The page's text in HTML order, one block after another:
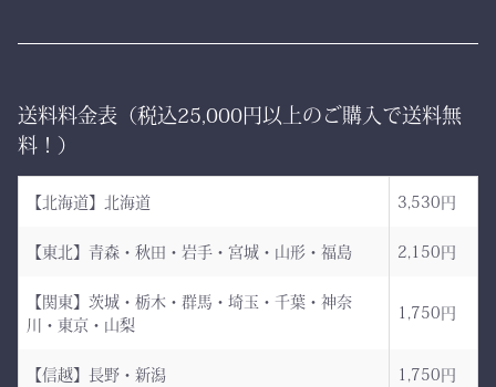
日本が世界に誇る本物の
袴、その風合いをぜひご体
感ください。
統の一着 ― 武州金橋
8800 木綿袴 ―
「見た目だけ」では終わら
ます。
ただ運ぶための袋ではあり
これは、
とうための竹刀袋。
送料料金表（税込25,000円以上のご購入で送料無
料！）
【北海道】北海道 3,530円
【東北】青森・秋田・岩手・宮城・山形・福島 2,150円
【関東】茨城・栃木・群馬・埼玉・千葉・神奈
川・東京・山梨
1,750円
【信越】長野・新潟 1,750円